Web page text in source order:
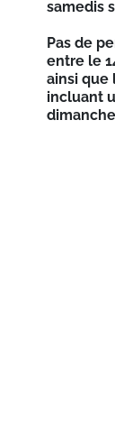
samedis
Pas de
entre le
ainsi que
incluant